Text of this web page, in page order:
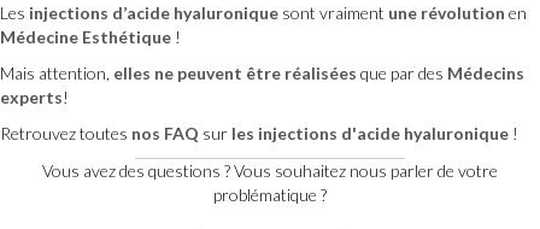
Les injections d’acide hyaluronique sont vraiment une révolution en
Médecine Esthétique !
Mais attention, elles ne peuvent être réalisées que par des Médecins
experts!
Retrouvez toutes nos FAQ sur les injections d'acide hyaluronique !
Vous avez des questions ? Vous souhaitez nous parler de votre
problématique ?